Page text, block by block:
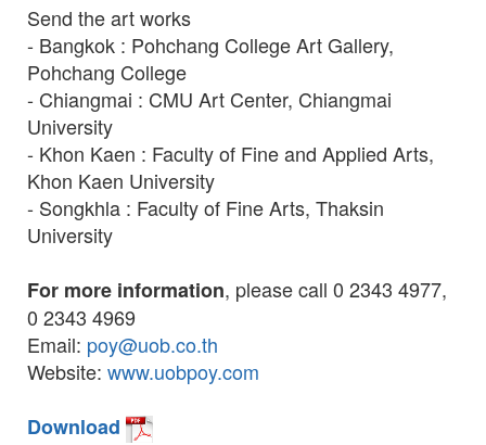
Send the art works
- Bangkok : Pohchang College Art Gallery,
Pohchang College
- Chiangmai : CMU Art Center, Chiangmai
University
- Khon Kaen : Faculty of Fine and Applied Arts,
Khon Kaen University
- Songkhla : Faculty of Fine Arts, Thaksin
University
For more information, please call 0 2343 4977,
0 2343 4969
Email: poy@uob.co.th
Website: www.uobpoy.com
Download